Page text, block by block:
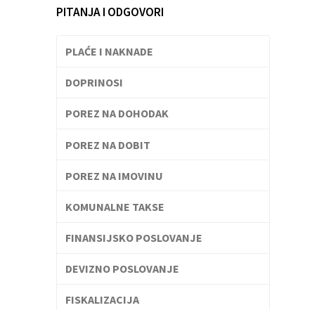
PITANJA I ODGOVORI
PLAĆE I NAKNADE
DOPRINOSI
POREZ NA DOHODAK
POREZ NA DOBIT
POREZ NA IMOVINU
KOMUNALNE TAKSE
FINANSIJSKO POSLOVANJE
DEVIZNO POSLOVANJE
FISKALIZACIJA